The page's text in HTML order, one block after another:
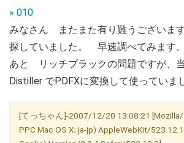
» 010
みなさん またまた有り難うございま
探していました。 早速調べてみます。
あと リッチブラックの問題ですが、
Distiller でPDFXに変換して使っていま
[てっちゃん]-2007/12/20 13:08:21 [Mozilla/
PPC Mac OS X; ja-jp) AppleWebKit/